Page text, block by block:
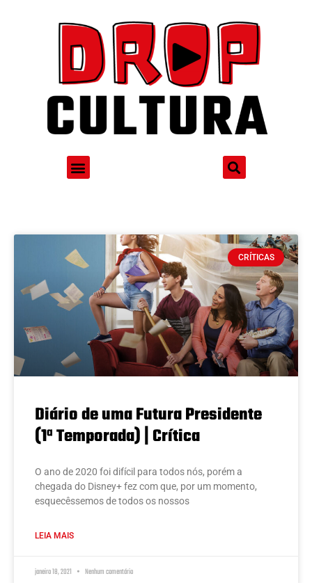
CRÍTICAS
Diário de uma Futura Presidente
(1ª Temporada) | Crítica
O ano de 2020 foi difícil para todos nós, porém a
chegada do Disney+ fez com que, por um momento,
esquecêssemos de todos os nossos
LEIA MAIS
janeiro 18, 2021 Nenhum comentário